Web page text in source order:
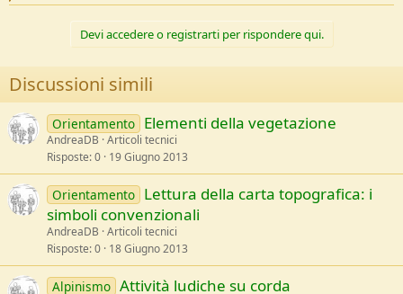
n
s
:
Devi accedere o registrarti per rispondere qui.
Discussioni simili
Orientamento Elementi della vegetazione
AndreaDB Articoli tecnici
Risposte 0 19 Giugno 2013
Orientamento Lettura della carta topografica: i
simboli convenzionali
AndreaDB Articoli tecnici
Risposte 0 18 Giugno 2013
Alpinismo Attività ludiche su corda